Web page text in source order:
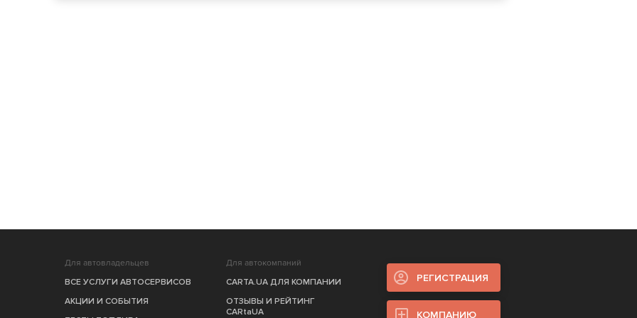
Для автовладельцев
ВСЕ УСЛУГИ АВТОСЕРВИСОВ
АКЦИИ И СОБЫТИЯ
Для автокомпаний
CARTA.UA ДЛЯ КОМПАНИИ
ОТЗЫВЫ И РЕЙТИНГ
CARtaUA
РЕГИСТРАЦИЯ
КОМПАНИЮ